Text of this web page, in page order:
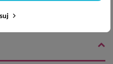
- Średnie oczka (2)
13,90 zł